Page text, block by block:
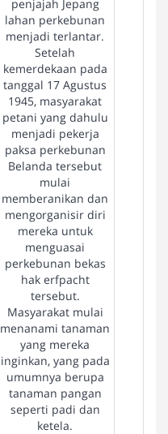
penjajah Jepang
lahan perkebunan
menjadi terlantar.
Setelah
kemerdekaan pada
tanggal 17 Agustus
1945, masyarakat
petani yang dahulu
menjadi pekerja
paksa perkebunan
Belanda tersebut
mulai
memberanikan dan
mengorganisir diri
mereka untuk
menguasai
perkebunan bekas
hak erfpacht
tersebut.
Masyarakat mulai
menanami tanaman
yang mereka
inginkan, yang pada
umumnya berupa
tanaman pangan
seperti padi dan
ketela.